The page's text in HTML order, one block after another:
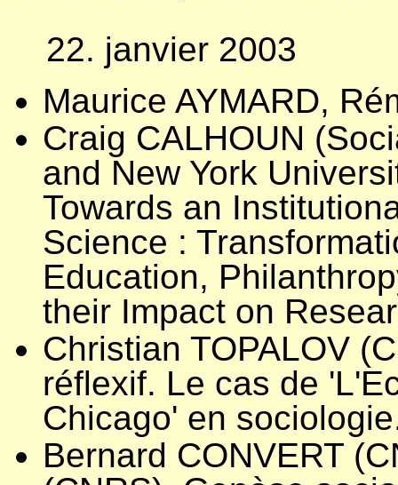
22. janvier 2003
Maurice AYMARD,
Craig CALHOUN
and New York
Towards an
Science :
Education,
their Impact on
Christian TOPALOV
réflexif. Le cas de
Chicago' en
Bernard CONVERT